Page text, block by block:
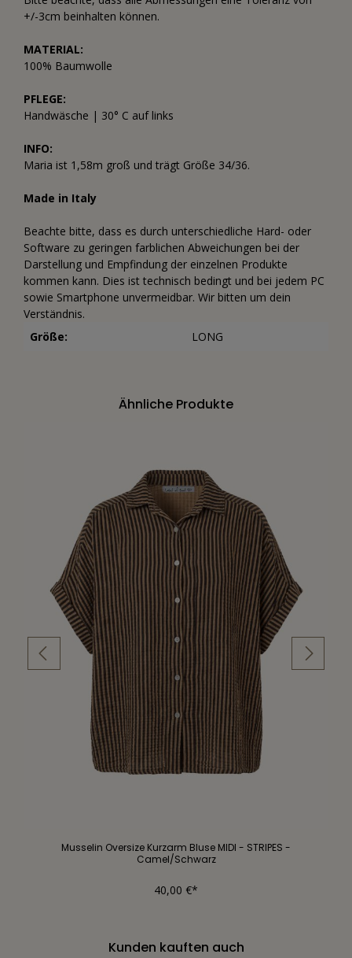
+/-3cm beinhalten können.
MATERIAL:
100% Baumwolle
PFLEGE:
Handwäsche | 30° C auf links
INFO:
Maria ist 1,58m groß und trägt Größe 34/36.
Made in Italy
Beachte bitte, dass es durch unterschiedliche Hard- oder
Software zu geringen farblichen Abweichungen bei der
Darstellung und Empfindung der einzelnen Produkte
kommen kann. Dies ist technisch bedingt und bei jedem PC
sowie Smartphone unvermeidbar. Wir bitten um dein
Verständnis.
Größe:
LONG
Ähnliche Produkte
Musselin Oversize Kurzarm Bluse MIDI - STRIPES -
Camel/Schwarz
40,00 €*
Kunden kauften auch